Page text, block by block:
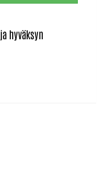
ja hyväksyn